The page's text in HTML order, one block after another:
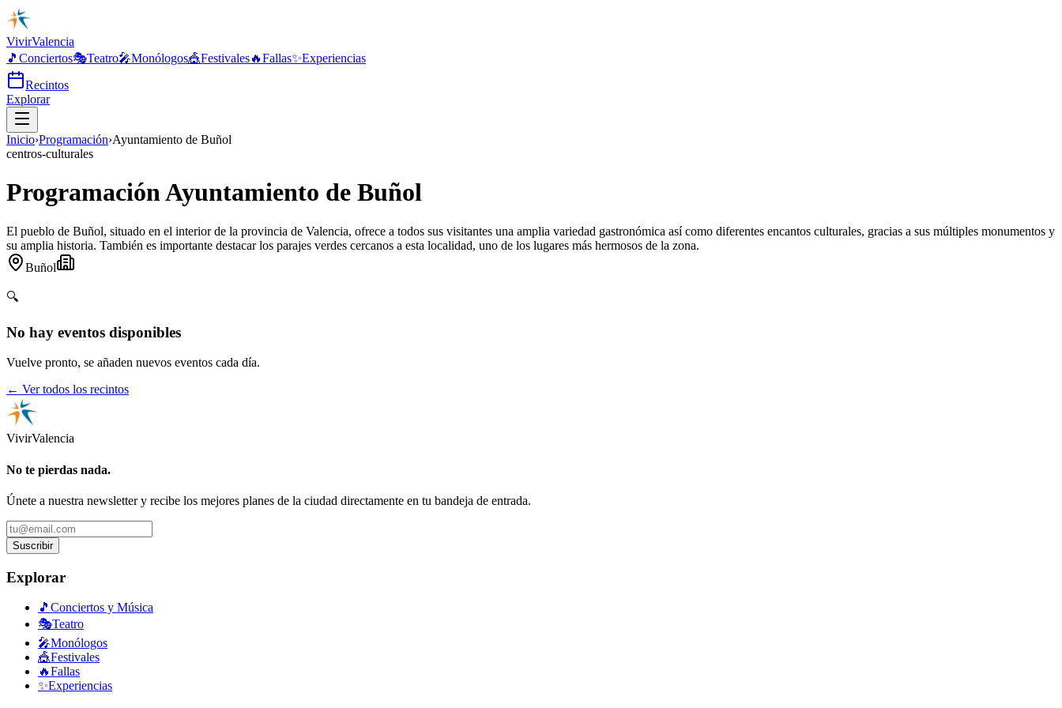
VivirValencia
🎵 Conciertos🎭Teatro🎤Monólogos🎪Festivales🔥Fallas✨Experiencias
Recintos
Explorar
Inicio›Programación›Ayuntamiento de Buñol
centros-culturales
Programación Ayuntamiento de Buñol
El pueblo de Buñol, situado en el interior de la provincia de Valencia, ofrece a todos sus visitantes una amplia variedad gastronómica así como diferentes encantos culturales, gracias a sus múltiples monumentos y
su amplia historia. También es importante destacar los parajes verdes cercanos a esta localidad, uno de los lugares más hermosos de la zona.
Buñol
🔍
No hay eventos disponibles
Vuelve pronto, se añaden nuevos eventos cada día.
← Ver todos los recintos
VivirValencia
No te pierdas nada.
Únete a nuestra newsletter y recibe los mejores planes de la ciudad directamente en tu bandeja de entrada.
Suscribir
Explorar
🎵 Conciertos y Música
🎭Teatro
🎤Monólogos
🎪Festivales
🔥Fallas
✨Experiencias